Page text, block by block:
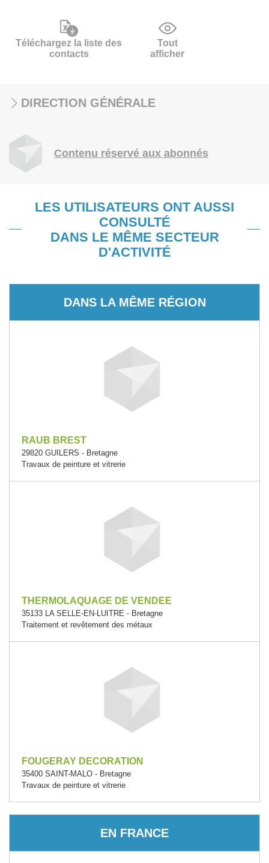
Téléchargez la liste des
contacts
Tout
afficher
DIRECTION GÉNÉRALE
Contenu réservé aux abonnés
LES UTILISATEURS ONT AUSSI
CONSULTÉ
DANS LE MÊME SECTEUR
D'ACTIVITÉ
DANS LA MÊME RÉGION
RAUB BREST
29820 GUILERS - Bretagne
Travaux de peinture et vitrerie
THERMOLAQUAGE DE VENDEE
35133 LA SELLE-EN-LUITRE - Bretagne
Traitement et revêtement des métaux
FOUGERAY DECORATION
35400 SAINT-MALO - Bretagne
Travaux de peinture et vitrerie
EN FRANCE